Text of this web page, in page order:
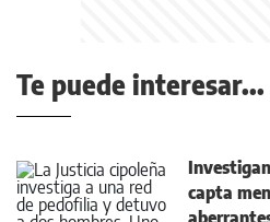
Te puede interesar...
capta